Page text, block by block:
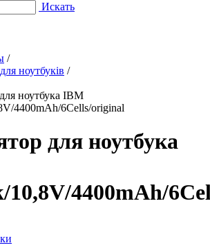
Искать
/
ноутбуків /
ноутбука IBM
4400mAh/6Cells/original
для ноутбука
10,8V/4400mAh/